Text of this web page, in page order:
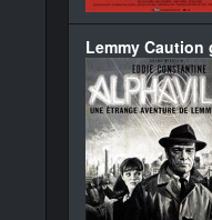
Lemmy Caution